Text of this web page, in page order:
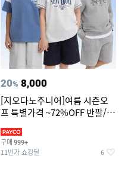
20% 8,000
[지오다노주니어]여름 시즌오
프 특별가격 ~72%OFF 반팔/반
구매 999+
11번가 쇼킹딜 6